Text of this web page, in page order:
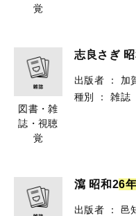
覚
図書・雑
誌・視聴
覚
志良さぎ
出版者 ：
加
種別
： 雑誌
瀉 昭和26年
出版者 ：
邑